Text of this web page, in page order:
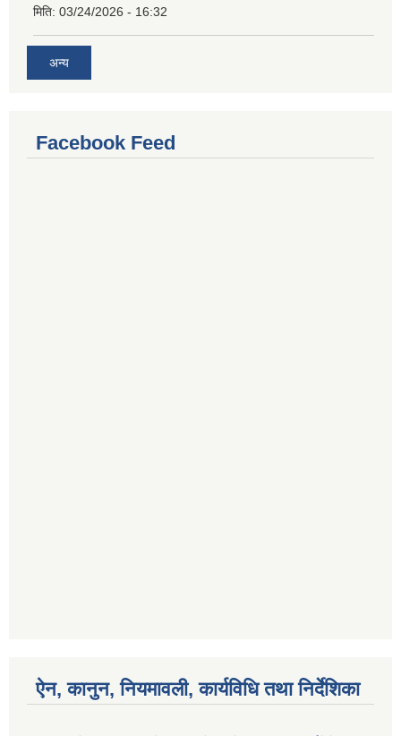
मिति: 03/24/2026 - 16:32
अन्य
Facebook Feed
ऐन, कानुन, नियमावली, कार्यविधि तथा निर्देशिका